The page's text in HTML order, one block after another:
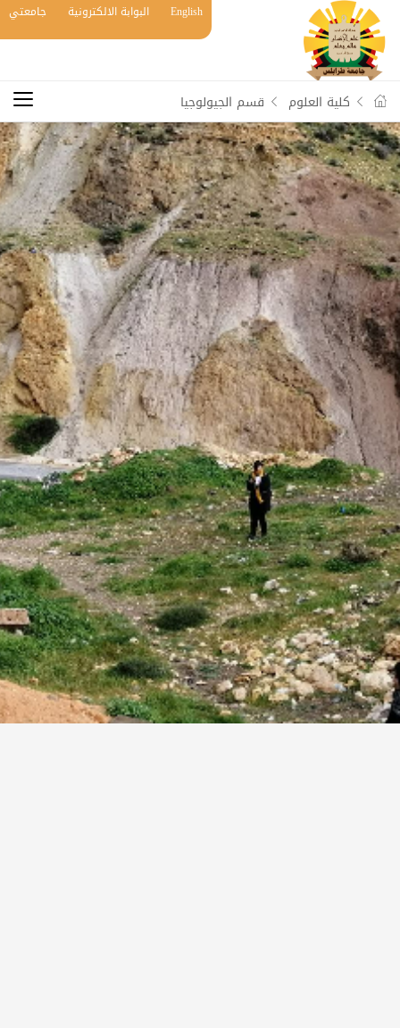
English البوابة الالكترونية جامعتي
كلية العلوم قسم الجيولوجيا